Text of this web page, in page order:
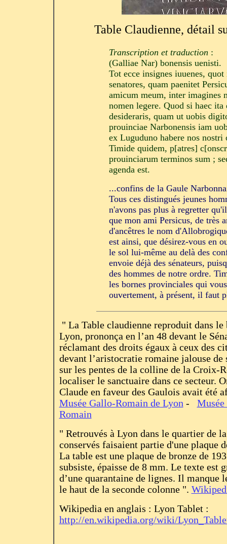
Table Claudienne, détail
Transcription et traduction :
(Galliae Nar) bonensis uenisti.
Tot ecce insignes iuuenes,
senatores, quam paenitet
amicum meum, inter imagines
nomen legere. Quod si haec
desideraris, quam ut uobis
prouinciae Narbonensis iam
ex Luguduno habere nos
Timide quidem, p[atres]
prouinciarum terminos sum ;
agenda est.
...confins de la Gaule
Tous ces distingués jeunes
n'avons pas plus à regretter
que mon ami Persicus, de très
d'ancêtres le nom
est ainsi, que désirez-vous en
le sol lui-même au delà des
envoie déjà des sénateurs,
des hommes de notre ordre.
les bornes provinciales qui
ouvertement, à présent, il faut
" La Table claudienne reproduit dans le
Lyon, prononça en l’an 48 devant le
réclamant des droits égaux à ceux des
devant l’aristocratie romaine jalouse
sur les pentes de la colline de la Croix-
localiser le sanctuaire dans ce secteur.
Claude en faveur des Gaulois avait été
Musée Gallo-Romain de Lyon -
Romain
" Retrouvés à Lyon dans le quartier de
conservés faisaient partie d'une plaque
La table est une plaque de bronze de
subsiste, épaisse de 8 mm. Le texte est
d’une quarantaine de lignes. Il manque
le haut de la seconde colonne ".
Wikipedia en anglais : Lyon Tablet :
http://en.wikipedia.org/wiki/